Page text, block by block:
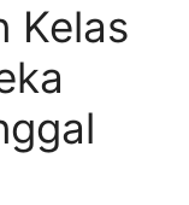
Kelas